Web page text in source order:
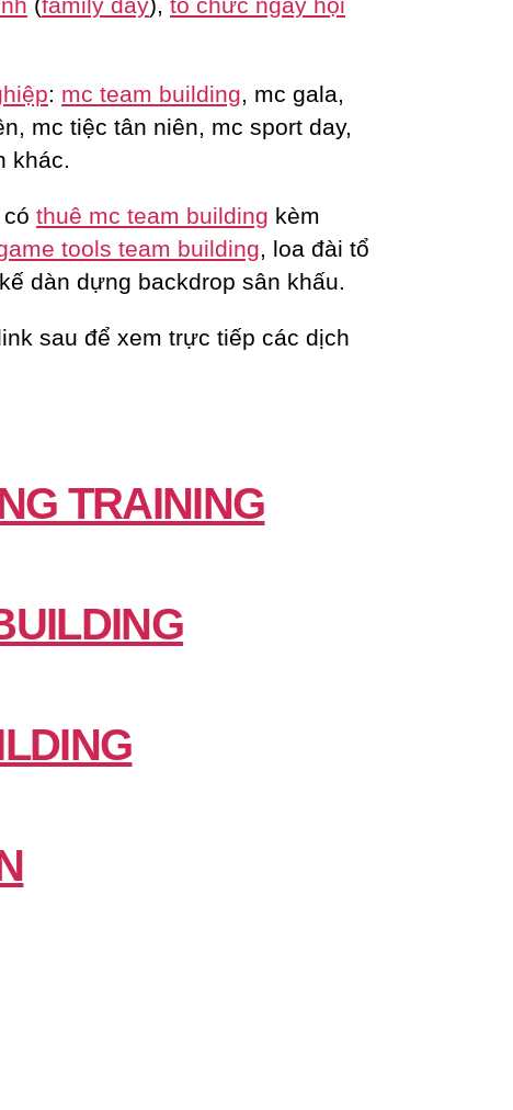
: mc team building , mc gala,
mc tiệc tân niên, mc sport day,
khác.
thuê mc team building kèm
tools team building , loa đài tổ
kế dàn dựng backdrop sân khấu.
sau để xem trực tiếp các dịch
TRAINING